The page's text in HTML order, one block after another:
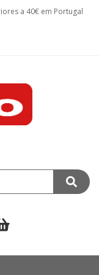
a 40€ em Portugal